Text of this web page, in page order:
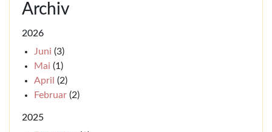
Archiv
2026
Juni (3)
Mai (1)
April (2)
Februar (2)
2025